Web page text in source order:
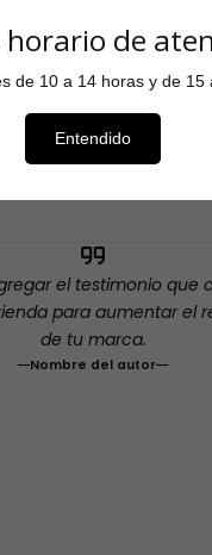
Testimonios
el testimonio que
para aumentar el
de tu marca.
Nombre del autor
horario de
de 10 a 14 horas y de 15
Entendido